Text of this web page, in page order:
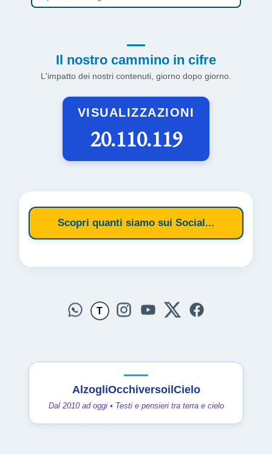
Il nostro cammino in cifre
L'impatto dei nostri contenuti, giorno dopo giorno.
VISUALIZZAZIONI
20.110.119
Scopri quanti siamo sui Social...
T
AlzogliOcchiversoilCielo
Dal 2010 ad oggi • Testi e pensieri tra terra e cielo